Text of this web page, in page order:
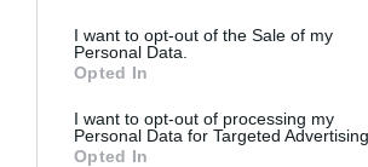
I want to opt-out of the Sale of my
Personal Data.
Opted In
I want to opt-out of processing my
Personal Data for Targeted Advertising.
Opted In